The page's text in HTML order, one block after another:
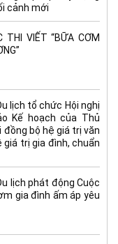
cảnh mới
THI VIẾT “BỮA CƠM
lịch tổ chức Hội nghị
Kế hoạch của Thủ
bộ hệ giá trị văn
giá trị gia đình, chuẩn
lịch phát động Cuộc
gia đình ấm áp yêu